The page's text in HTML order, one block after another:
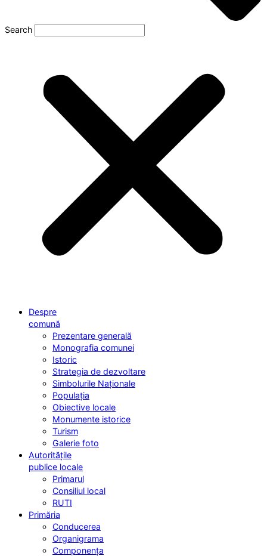
Search
Despre
comună
Prezentare generală
Monografia comunei
Istoric
Strategia de dezvoltare
Simbolurile Naționale
Populația
Obiective locale
Monumente istorice
Turism
Galerie foto
Autoritățile
publice locale
Primarul
Consiliul local
RUTI
Primăria
Conducerea
Organigrama
Componența